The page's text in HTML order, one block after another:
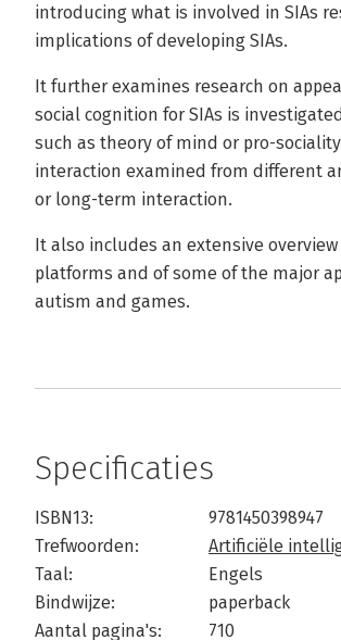
introducing what is involved in SIAs
implications of developing SIAs.
It further examines research on
social cognition for SIAs is
such as theory of mind or pro-
interaction examined from different
or long-term interaction.
It also includes an extensive
platforms and of some of the major
autism and games.
Specificaties
ISBN13:
9781450398947
Trefwoorden:
Artificiële
Taal:
Engels
Bindwijze:
paperback
Aantal pagina's:
710